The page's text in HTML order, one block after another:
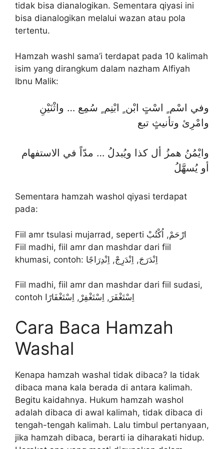
tidak bisa dianalogikan. Sementara qiyasi ini
bisa dianalogikan melalui wazan atau pola
tertentu.
Hamzah washl sama’i terdapat pada 10 kalimah
isim yang dirangkum dalam nazham Alfiyah
Ibnu Malik:
وفي اسْم ٍ اسْتٍ ابْن ٍ ابْنِم ٍ سُمِع … واثْنَيْنِ
وامْرِئ وتأنيثٍ تبع
وايْمُنُ همزُ أل كذا ويُبدلُ … مدّاً في الاستفهام
أو يُسهَّلُ
Sementara hamzah washol qiyasi terdapat
pada:
Fiil amr tsulasi mujarrad, seperti ارْحَمْ, اُكْتُبْ
Fiil madhi, fiil amr dan mashdar dari fiil
khumasi, contoh: اِنْدَرَجَ, اِنْدَرِجْ, اِنْدِرَاجًا
Fiil madhi, fiil amr dan mashdar dari fiil sudasi,
contoh اِسْتَغْفَرَ, اِسْتَغْفِرْ, اِسْتَغْفَارًا
Cara Baca Hamzah
Washal
Kenapa hamzah washal tidak dibaca? Ia tidak
dibaca mana kala berada di antara kalimah.
Begitu kaidahnya. Hukum hamzah washol
adalah dibaca di awal kalimah, tidak dibaca di
tengah-tengah kalimah. Lalu timbul pertanyaan,
jika hamzah dibaca, berarti ia diharakati hidup.